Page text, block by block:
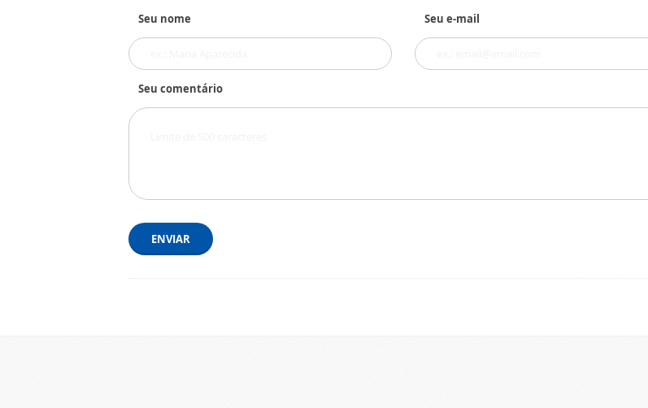
Seu nome Seu e-mail
Seu comentário
ENVIAR